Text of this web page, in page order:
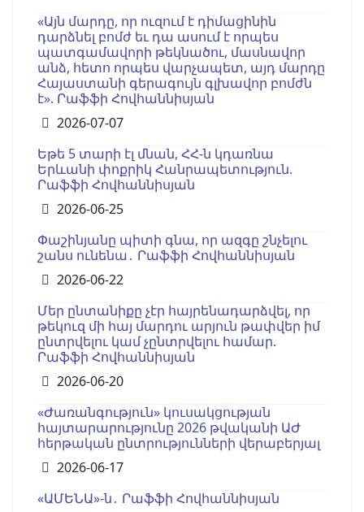
«Այն մարդը, որ ուզում է դիմացինին
դարձնել բոմժ եւ դա ասում է որպես
պատգամավորի թեկնածու, մասնավոր
անձ, հետո որպես վարչապետ, այդ մարդը
Հայաստանի գերագույն գլխավոր բոմժն
է». Րաֆֆի Հովհաննիսյան
Details
2026-07-07
Եթե 5 տարի էլ մնան, ՀՀ-ն կդառնա
Երևանի փոքրիկ Հանրապետություն.
Րաֆֆի Հովհաննիսյան
Details
2026-06-25
Փաշինյանը պիտի գնա, որ ազգը շնչելու
շանս ունենա․ Րաֆֆի Հովհաննիսյան
Details
2026-06-22
Մեր ընտանիքը չէր հայրենադարձվել, որ
թեկուզ մի հայ մարդու արյուն թափվեր իմ
ընտրվելու կամ չընտրվելու համար.
Րաֆֆի Հովհաննիսյան
Details
2026-06-20
«Ժառանգություն» կուսակցության
հայտարարությունը 2026 թվականի ԱԺ
հերթական ընտրությունների վերաբերյալ
Details
2026-06-17
«ԱՄԵՆԱ»-ն․ Րաֆֆի Հովհաննիսյան